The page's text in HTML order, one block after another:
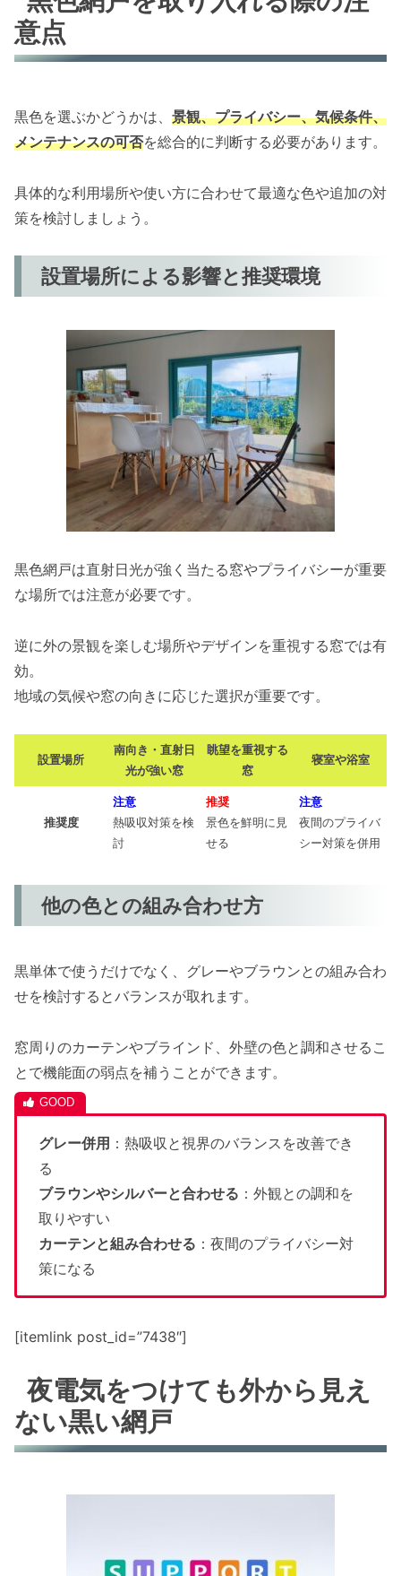
意点
黒色を選ぶかどうかは、 景観、プライバシー、気候条件、
メンテナンスの可否を総合的に判断する必要があります。
具体的な利用場所や使い方に合わせて最適な色や追加の対
策を検討しましょう。
設置場所による影響と推奨環境
黒色網戸は直射日光が強く当たる窓やプライバシーが重要
な場所では注意が必要です。
逆に外の景観を楽しむ場所やデザインを重視する窓では有
効。
地域の気候や窓の向きに応じた選択が重要です。
設置場所
南向き・直射日
光が強い窓
眺望を重視する
窓
寝室や浴室
推奨度
注意
熱吸収対策を検
討
推奨
景色を鮮明に見
せる
注意
夜間のプライバ
シー対策を併用
他の色との組み合わせ方
黒単体で使うだけでなく、グレーやブラウンとの組み合わ
せを検討するとバランスが取れます。
窓周りのカーテンやブラインド、外壁の色と調和させるこ
とで機能面の弱点を補うことができます。
グレー併用 ：熱吸収と視界のバランスを改善でき
る
ブラウンやシルバーと合わせる ：外観との調和を
取りやすい
カーテンと組み合わせる ：夜間のプライバシー対
策になる
[itemlink post_id=”7438″]
夜電気をつけても外から見え
ない黒い網戸